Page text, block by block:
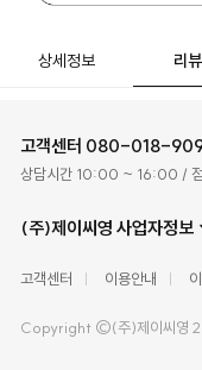
상세정보 리뷰
고객센터 080-018-
상담시간 10:00 ~ 16:00 /
(주)제이씨영 사업자정보
고객센터 이용안내
Copyright ©(주)제이씨영